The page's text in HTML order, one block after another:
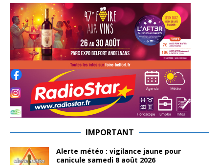
IMPORTANT
Alerte météo : vigilance jaune pour
canicule samedi 8 août 2026